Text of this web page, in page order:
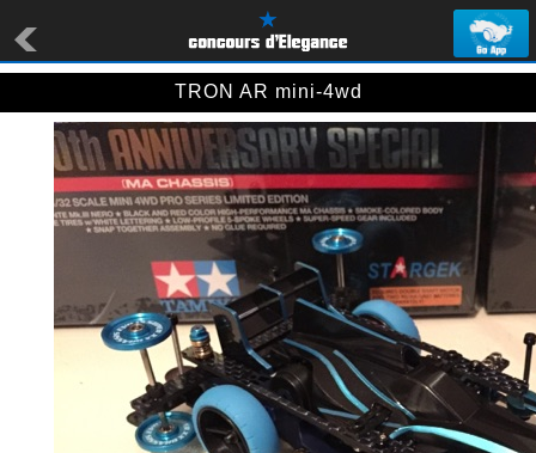
TRON AR mini-4wd